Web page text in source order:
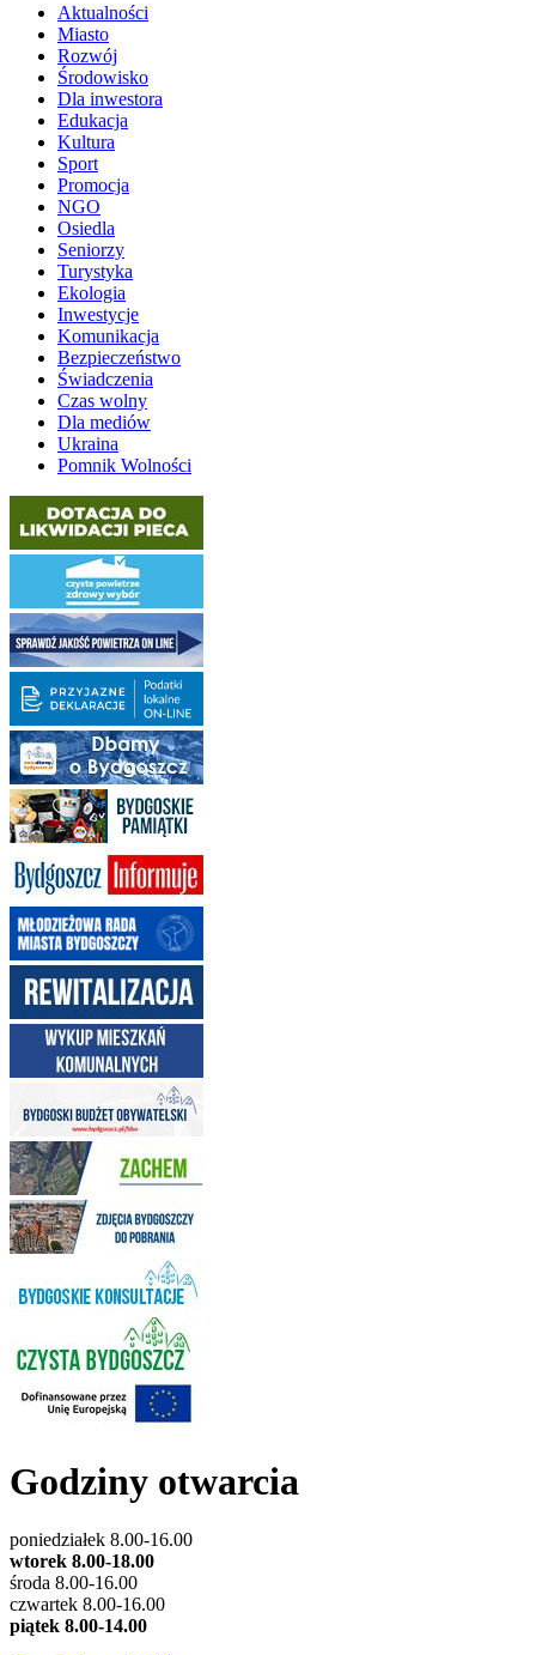
Aktualności
Miasto
Rozwój
Środowisko
Dla inwestora
Edukacja
Kultura
Sport
Promocja
NGO
Osiedla
Seniorzy
Turystyka
Ekologia
Inwestycje
Komunikacja
Bezpieczeństwo
Świadczenia
Czas wolny
Dla mediów
Ukraina
Pomnik Wolności
Godziny otwarcia
poniedziałek 8.00-16.00
wtorek 8.00-18.00
środa 8.00-16.00
czwartek 8.00-16.00
piątek 8.00-14.00